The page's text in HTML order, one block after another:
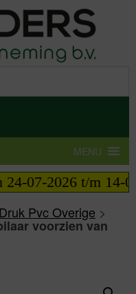
MENU
2026 t/m 14-08-
Druk Pvc Overige >
voorzien van